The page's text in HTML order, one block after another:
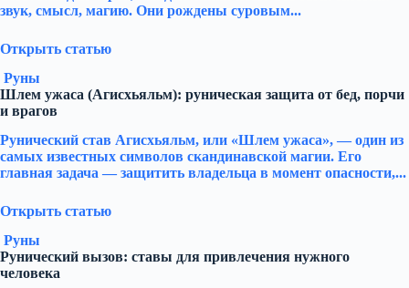
звук, смысл, магию. Они рождены суровым...
Открыть статью
Руны
Шлем ужаса (Агисхьяльм): руническая защита от бед, порчи
и врагов
Рунический став Агисхьяльм, или «Шлем ужаса», — один из
самых известных символов скандинавской магии. Его
главная задача — защитить владельца в момент опасности,...
Открыть статью
Руны
Рунический вызов: ставы для привлечения нужного
человека